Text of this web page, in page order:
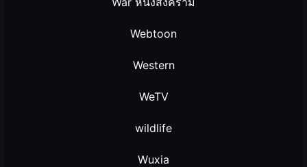
Webtoon
Western
WeTV
wildlife
Wuxia